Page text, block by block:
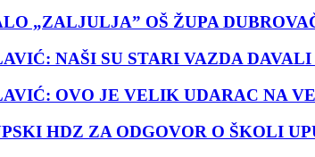
„ZALJULJA” OŠ ŽUPA
NAŠI SU STARI VAZDA
OVO JE VELIK UDARAC NA
HDZ ZA ODGOVOR O ŠKOLI